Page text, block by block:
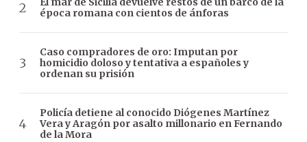
época romana con cientos de ánforas
Caso compradores de oro: Imputan por
homicidio doloso y tentativa a españoles y
ordenan su prisión
Policía detiene al conocido Diógenes Martínez
Vera y Aragón por asalto millonario en Fernando
de la Mora